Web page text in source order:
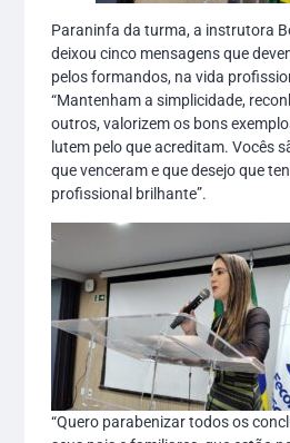
Paraninfa da turma, a instrutora
deixou cinco mensagens que
pelos formandos, na vida
“Mantenham a simplicidade,
outros, valorizem os bons
lutem pelo que acreditam. Vocês
que venceram e que desejo que
profissional brilhante”.
“Quero parabenizar todos os